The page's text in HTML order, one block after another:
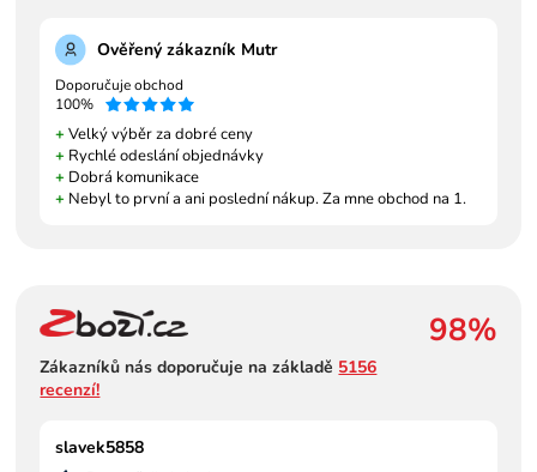
Ověřený zákazník Mutr
Doporučuje obchod
100%
+ Velký výběr za dobré ceny
+ Rychlé odeslání objednávky
+ Dobrá komunikace
+ Nebyl to první a ani poslední nákup. Za mne obchod na 1.
98%
Zákazníků nás doporučuje na základě 5156
recenzí!
slavek5858